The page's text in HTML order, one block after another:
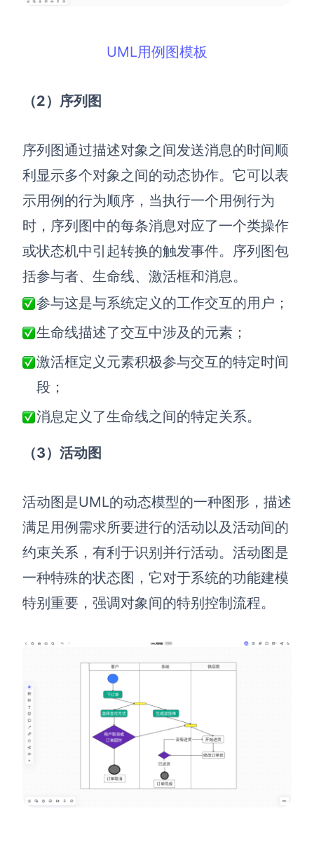
UML用例图模板
（2）序列图
序列图通过描述对象之间发送消息的时间顺
利显示多个对象之间的动态协作。它可以表
示用例的行为顺序，当执行一个用例行为
时，序列图中的每条消息对应了一个类操作
或状态机中引起转换的触发事件。序列图包
括参与者、生命线、激活框和消息。
参与这是与系统定义的工作交互的用户；
生命线描述了交互中涉及的元素；
激活框定义元素积极参与交互的特定时间
段；
消息定义了生命线之间的特定关系。
（3）活动图
活动图是UML的动态模型的一种图形，描述
满足用例需求所要进行的活动以及活动间的
约束关系，有利于识别并行活动。活动图是
一种特殊的状态图，它对于系统的功能建模
特别重要，强调对象间的特别控制流程。